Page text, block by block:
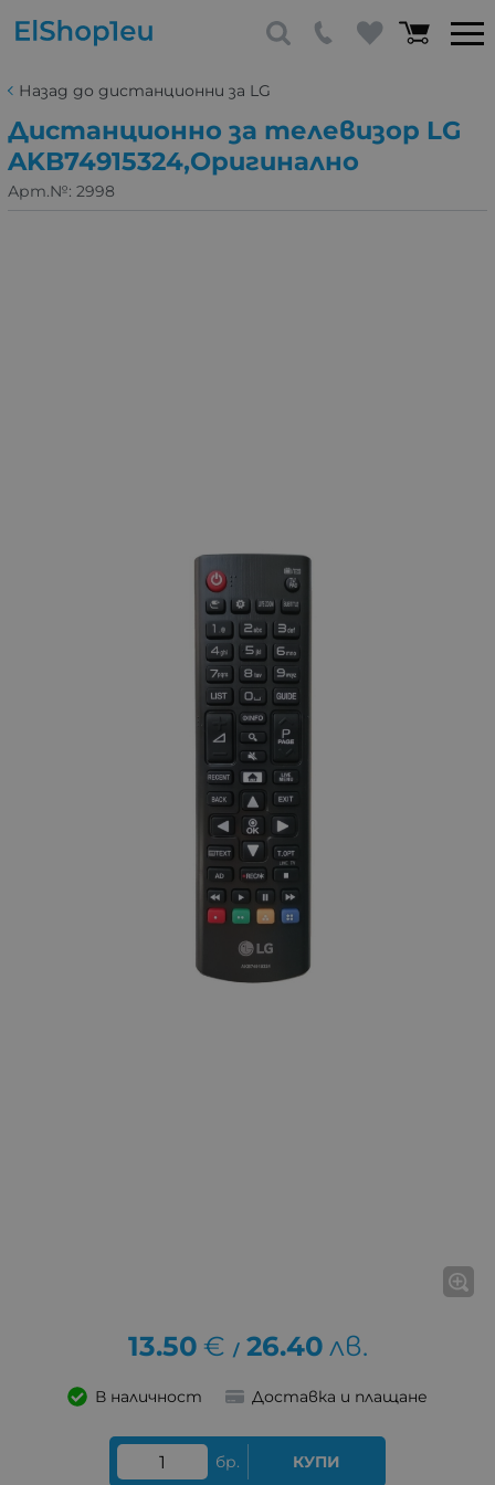
Назад до дистанционни за LG
Дистанционно за телевизор LG
AKB74915324,Оригинално
Арт.№: 2998
13.50 € / 26.40 лв.
В наличност Доставка и плащане
бр. КУПИ